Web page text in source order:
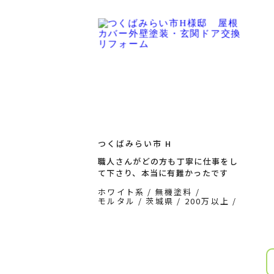
つくばみらい市 H
職人さんがどの方も丁寧に仕事をし
て下さり、本当に有難かったです
ホワイト系
無機塗料
モルタル 茨城県 200万以上